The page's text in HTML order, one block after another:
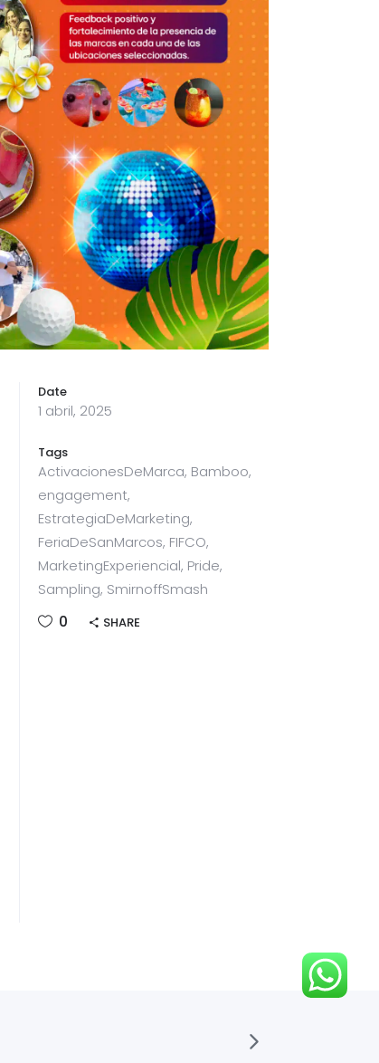
Date
1 abril, 2025
Tags
ActivacionesDeMarca, Bamboo,
engagement,
EstrategiaDeMarketing,
FeriaDeSanMarcos, FIFCO,
MarketingExperiencial, Pride,
Sampling, SmirnoffSmash
0 SHARE